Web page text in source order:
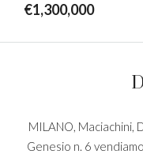
€1,300,000
MILANO, Maciachini,
Genesio n. 6